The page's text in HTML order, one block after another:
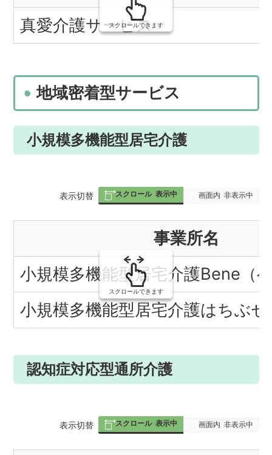
の
真愛介護サービス
スクロールできます
地域密着型サービス
小規模多機能型居宅介護
表
組
の
表示切替 スクロール 表示中 画面内 非表示中
事業所名
小規模多機能型居宅介護Bene（
小規模多機能型居宅介護はちぶ
スクロールできます
認知症対応型通所介護
表
組
表示切替 スクロール 表示中 画面内 非表示中